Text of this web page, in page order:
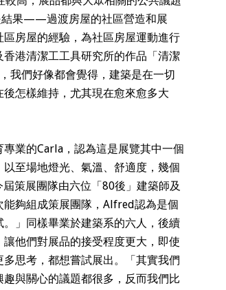
結果——過渡房屋的社區營造和展
房屋的經驗，為社區房屋運動進行
港清潔工工具研究所的作品「清潔
我們好像都會覺得，建築是在一切
怎樣維持，尤其現在愈來愈多大
業的Carla，認為這是展覽其中一個
至場地燈光、氣溫、舒適度，幾個
策展團隊由六位「80後」建築師及
夠組成策展團隊，Alfred認為是個
」同樣畢業於建築系的六人，後續
他們對展品的接受程度更大，即使
思考，都想嘗試展出。「其實我們
與關心的議題都很多，反而我們比